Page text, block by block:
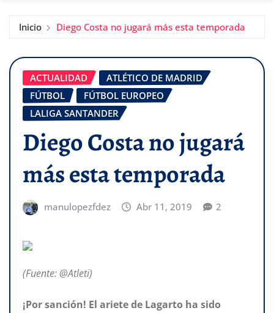
Inicio Diego Costa no jugará más esta temporada
ACTUALIDAD
ATLÉTICO DE MADRID
FÚTBOL
FÚTBOL EUROPEO
LALIGA SANTANDER
Diego Costa no jugará
más esta temporada
manulopezfdez Abr 11, 2019 2
(Fuente: @Atleti)
¡Por sanción! El ariete de Lagarto ha sido